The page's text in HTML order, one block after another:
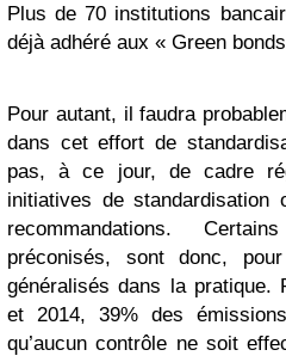
Plus de 70 institutions
déjà adhéré aux « Green
Pour autant, il faudra
dans cet effort de
pas, à ce jour, de cadre
initiatives de standardisation
recommandations.
préconisés, sont donc,
généralisés dans la pratique.
et 2014, 39% des
qu’aucun contrôle ne soit